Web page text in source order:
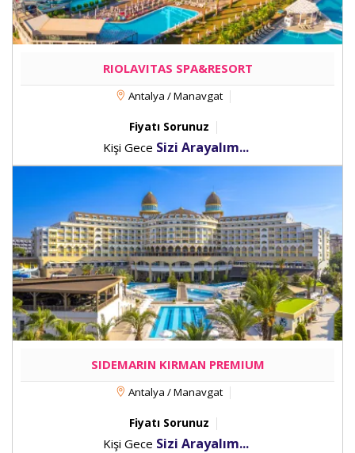
RIOLAVITAS SPA&RESORT
Antalya / Manavgat
Fiyatı Sorunuz
Kişi Gece Sizi Arayalım...
SIDEMARIN KIRMAN PREMIUM
Antalya / Manavgat
Fiyatı Sorunuz
Kişi Gece Sizi Arayalım...